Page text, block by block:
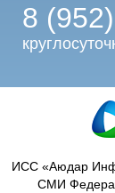
8
ИСС «Аюдар
СМИ